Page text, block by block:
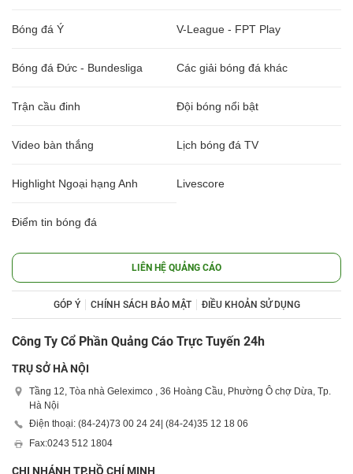
Bóng đá Ý V-League - FPT Play
Bóng đá Đức - Bundesliga Các giải bóng đá khác
Trận cầu đinh Đội bóng nổi bật
Video bàn thắng Lịch bóng đá TV
Highlight Ngoại hạng Anh Livescore
Điểm tin bóng đá
LIÊN HỆ QUẢNG CÁO
GÓP Ý CHÍNH SÁCH BẢO MẬT ĐIỀU KHOẢN SỬ DỤNG
Công Ty Cổ Phần Quảng Cáo Trực Tuyến 24h
TRỤ SỞ HÀ NỘI
Tầng 12, Tòa nhà Geleximco , 36 Hoàng Cầu, Phường Ô chợ Dừa, Tp.
Hà Nội
Điện thoại: (84-24)73 00 24 24| (84-24)35 12 18 06
Fax:0243 512 1804
CHI NHÁNH TP.HỒ CHÍ MINH